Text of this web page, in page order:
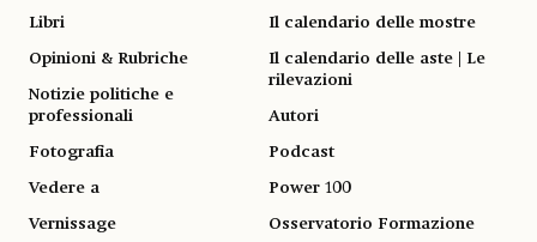
Libri
Opinioni & Rubriche
Notizie politiche e
professionali
Fotografia
Vedere a
Vernissage
Il calendario delle mostre
Il calendario delle aste | Le
rilevazioni
Autori
Podcast
Power 100
Osservatorio Formazione